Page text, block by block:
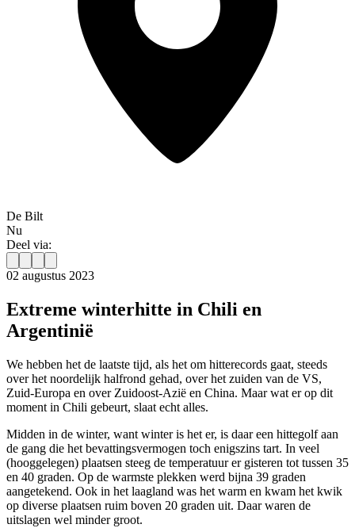
De Bilt
Nu
Deel via:
02 augustus 2023
Extreme winterhitte in Chili en
Argentinië
We hebben het de laatste tijd, als het om hitterecords gaat, steeds
over het noordelijk halfrond gehad, over het zuiden van de VS,
Zuid-Europa en over Zuidoost-Azië en China. Maar wat er op dit
moment in Chili gebeurt, slaat echt alles.
Midden in de winter, want winter is het er, is daar een hittegolf aan
de gang die het bevattingsvermogen toch enigszins tart. In veel
(hooggelegen) plaatsen steeg de temperatuur er gisteren tot tussen 35
en 40 graden. Op de warmste plekken werd bijna 39 graden
aangetekend. Ook in het laagland was het warm en kwam het kwik
op diverse plaatsen ruim boven 20 graden uit. Daar waren de
uitslagen wel minder groot.